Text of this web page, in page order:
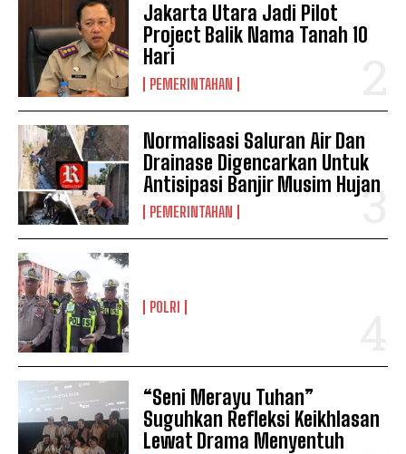
Jakarta Utara Jadi Pilot
Project Balik Nama Tanah 10
Hari
PEMERINTAHAN
Normalisasi Saluran Air Dan
Drainase Digencarkan Untuk
Antisipasi Banjir Musim Hujan
PEMERINTAHAN
POLRI
“Seni Merayu Tuhan”
Suguhkan Refleksi Keikhlasan
Lewat Drama Menyentuh